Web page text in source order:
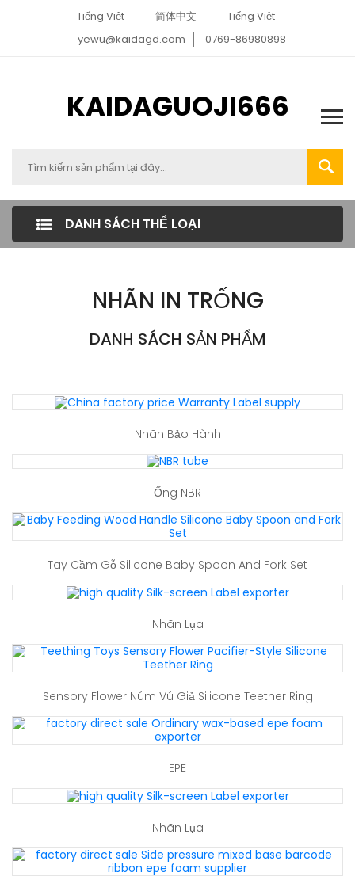
Tiếng Việt 简体中文
Tiếng Việt
yewu@kaidagd.com
0769-86980898
KAIDAGUOJI666
DANH SÁCH THỂ LOẠI
NHÃN IN TRỐNG
DANH SÁCH SẢN PHẨM
Nhãn Bảo Hành
Ống NBR
Tay Cầm Gỗ Silicone Baby Spoon And Fork Set
Nhãn Lụa
Sensory Flower Núm Vú Giả Silicone Teether Ring
EPE
Nhãn Lụa